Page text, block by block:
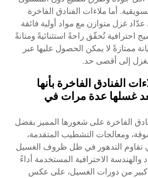
أما ملاءات الفنادق الفاخرة
عدّاد غزل متوازن مع مواد أولية فائقة
احترافية تُحقّق راحةً استثنائيةً ومتانةً
ممتازةً لا يمكن الحصول عليها عبر
إلى أقصى حد.
الفنادق الفاخرة بأنها
غسلها عدة مرات في
الفاخرة على شعورها المميز بفضل
ومعالجات التشطيب المتقدمة،
تقاوم التدهور في ظل ظروف الغسيل
والهندسة الاحترافية المستخدمة أداءً
كبير من دورات الغسيل، على عكس